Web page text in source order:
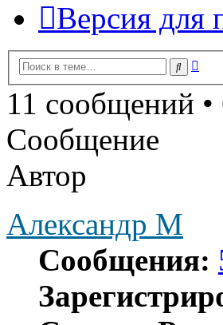
Версия для
Поиск
11 сообщений •
Сообщение
Автор
Александр М
Сообщения: